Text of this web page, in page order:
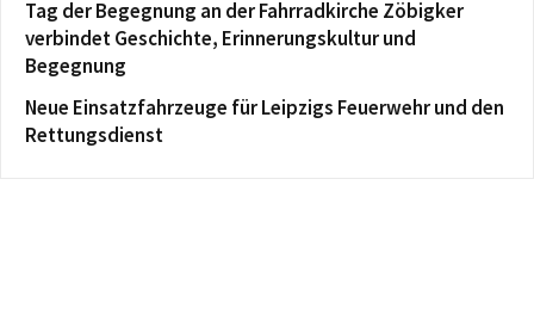
Tag der Begegnung an der Fahrradkirche Zöbigker
verbindet Geschichte, Erinnerungskultur und
Begegnung
Neue Einsatzfahrzeuge für Leipzigs Feuerwehr und den
Rettungsdienst